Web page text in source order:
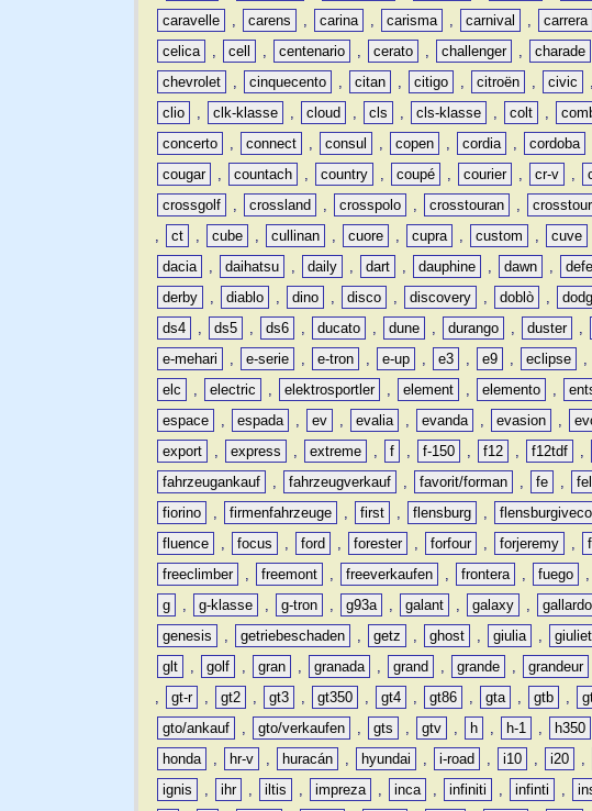
caravelle
, carens , carina , carisma , carnival , carrera
celica
, cell , centenario , cerato , challenger , charade
chevrolet
, cinquecento , citan , citigo , citroën , civic ,
clio
, clk-klasse , cloud , cls , cls-klasse , colt ,
concerto
, connect , consul , copen , cordia , cordoba
cougar
, countach , country , coupé , courier , cr-v ,
crossgolf
, crossland , crosspolo , crosstouran ,
,
ct , cube , cullinan , cuore , cupra , custom , cuve
dacia
, daihatsu , daily , dart , dauphine , dawn ,
derby
, diablo , dino , disco , discovery , doblò ,
ds4
, ds5 , ds6 , ducato , dune , durango , duster ,
e-mehari
, e-serie , e-tron , e-up , e3 , e9 , eclipse ,
elc
, electric , elektrosportler , element , elemento ,
espace
, espada , ev , evalia , evanda , evasion ,
export
, express , extreme , f , f-150 , f12 , f12tdf ,
fahrzeugankauf
, fahrzeugverkauf , favorit/forman , fe ,
fiorino
, firmenfahrzeuge , first , flensburg , flensburgiveco
fluence
, focus , ford , forester , forfour , forjeremy ,
freeclimber
, freemont , freeverkaufen , frontera , fuego ,
g
, g-klasse , g-tron , g93a , galant , galaxy , gallardo
genesis
, getriebeschaden , getz , ghost , giulia ,
glt
, golf , gran , granada , grand , grande , grandeur
,
gt-r , gt2 , gt3 , gt350 , gt4 , gt86 , gta , gtb ,
gto/ankauf
, gto/verkaufen , gts , gtv , h , h-1 , h350
honda
, hr-v , huracán , hyundai , i-road , i10 , i20 ,
ignis
, ihr , iltis , impreza , inca , infiniti , infinti ,